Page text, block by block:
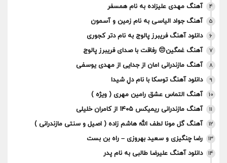
4 آهنگ مهدی علیزاده به نام همسفر
5 آهنگ جواد الیاسی به نام زمین و آسمون
6 دانلود آهنگ فریبرز پالوج به نام دتر کجوری
7 آهنگ غمگین😔 رفاقت با صدای فریبرز پالوج
8 آهنگ مازندرانی امان از جدایی از مهدی یوسفی
9 دانلود آهنگ توسکا با نام دلِ شیدا
10 آهنگ التماس عشق رامین مهری ( ویژه )
11 آهنگ مازندرانی ریمیکس ۱۴۰۵ از کامران خلیلی
12 آهنگ گل مونا لطف الله هاشم زاده ( اصیل و سنتی مازندرانی )
13 رضا چنگیزی و سعید بهروزی – راه بن بست
14 دانلود آهنگ علیرضا طالبی به نام پدر